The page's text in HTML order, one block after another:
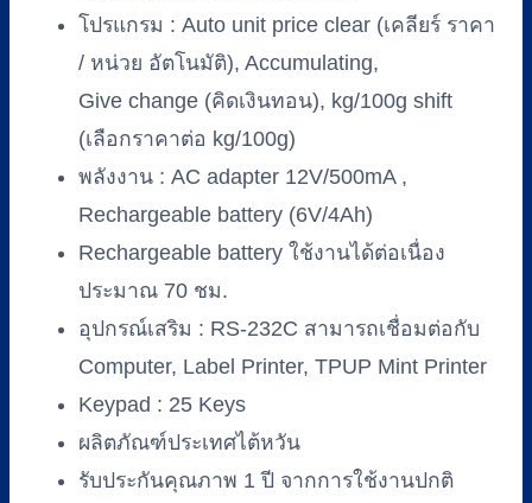
โปรแกรม : Auto unit price clear (เคลียร์ ราคา
/ หน่วย อัตโนมัติ), Accumulating,
Give change (คิดเงินทอน), kg/100g shift
(เลือกราคาต่อ kg/100g)
พลังงาน : AC adapter 12V/500mA ,
Rechargeable battery (6V/4Ah)
Rechargeable battery ใช้งานได้ต่อเนื่อง
ประมาณ 70 ชม.
อุปกรณ์เสริม : RS-232C สามารถเชื่อมต่อกับ
Computer, Label Printer, TPUP Mint Printer
Keypad : 25 Keys
ผลิตภัณฑ์ประเทศไต้หวัน
รับประกันคุณภาพ 1 ปี จากการใช้งานปกติ